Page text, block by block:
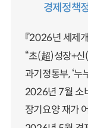
경제정책
『2026년 세제
“초(超)성장+신
과기정통부, ‘누
2026년 7월 소